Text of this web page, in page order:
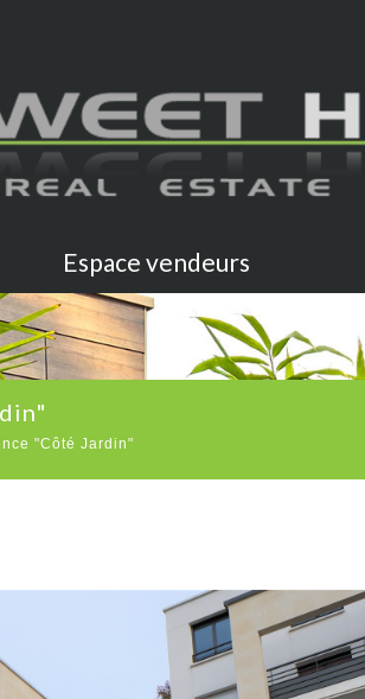
Espace vendeurs
"Côté Jardin"